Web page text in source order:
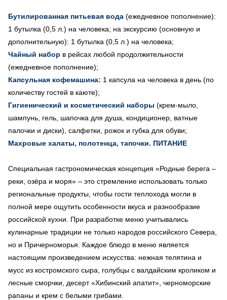
Бутилированная питьевая вода (ежедневное пополнение):
1 бутылка (0,5 л.) на человека; на экскурсию (основную и
дополнительную): 1 бутылка (0,5 л.) на человека;
Чайный набор в рейсах любой продолжительности
(ежедневное пополнение);
Капсульная кофемашина: 1 капсула на человека в день (по
количеству гостей в каюте);
Гигиенический и косметический наборы (крем-мыло,
шампунь, гель, шапочка для душа, кондиционер, ватные
палочки и диски), салфетки, рожок и губка для обуви;
Махровые халаты, полотенца, тапочки. ПИТАНИЕ
Специальная гастрономическая концепция «Родные берега –
реки, озёра и моря» – это стремление использовать только
региональные продукты, чтобы гости теплохода могли в
полной мере ощутить особенности вкуса и разнообразие
российской кухни. При разработке меню учитывались
кулинарные традиции не только народов российского Севера,
но и Причерноморья. Каждое блюдо в меню является
настоящим произведением искусства: нежная телятина и
мусс из костромского сыра, голубцы с валдайским кроликом и
лесные сморчки, десерт «Хибинский апатит», черноморские
рапаны и крем с белыми грибами.